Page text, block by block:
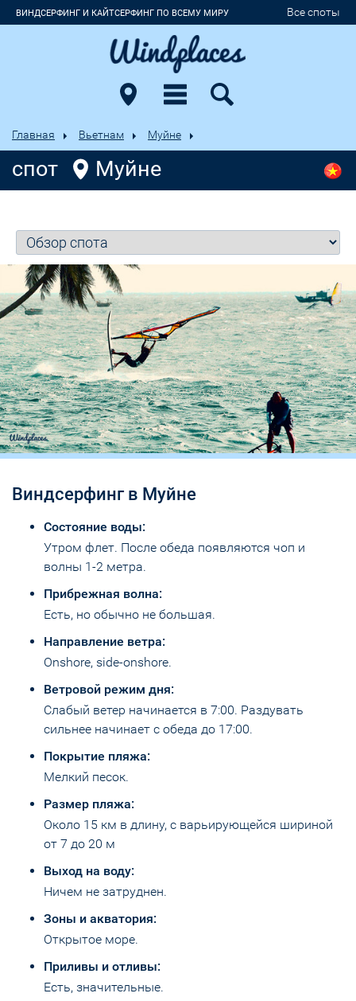
ВИНДСЕРФИНГ И КАЙТСЕРФИНГ ПО ВСЕМУ МИРУ Все споты
Главная Вьетнам Муйне
спот Муйне
Виндсерфинг в Муйне
Состояние воды:
Утром флет. После обеда появляются чоп и
волны 1-2 метра.
Прибрежная волна:
Есть, но обычно не большая.
Направление ветра:
Onshore, side-onshore.
Ветровой режим дня:
Слабый ветер начинается в 7:00. Раздувать
сильнее начинает с обеда до 17:00.
Покрытие пляжа:
Мелкий песок.
Размер пляжа:
Около 15 км в длину, с варьирующейся шириной
от 7 до 20 м
Выход на воду:
Ничем не затруднен.
Зоны и акватория:
Открытое море.
Приливы и отливы:
Есть, значительные.